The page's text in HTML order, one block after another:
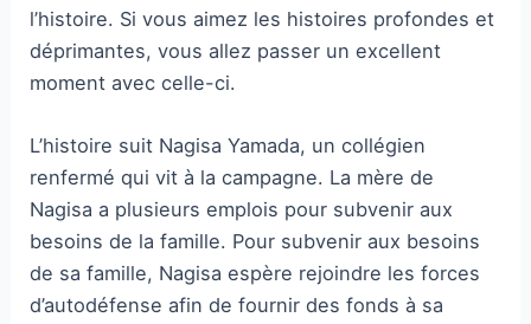
l’histoire. Si vous aimez les histoires profondes et
déprimantes, vous allez passer un excellent
moment avec celle-ci.
L’histoire suit Nagisa Yamada, un collégien
renfermé qui vit à la campagne. La mère de
Nagisa a plusieurs emplois pour subvenir aux
besoins de la famille. Pour subvenir aux besoins
de sa famille, Nagisa espère rejoindre les forces
d’autodéfense afin de fournir des fonds à sa